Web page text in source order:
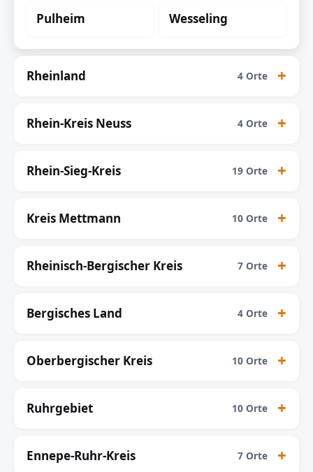
Pulheim Wesseling
Rheinland 4 Orte
Rhein-Kreis Neuss 4 Orte
Rhein-Sieg-Kreis 19 Orte
Kreis Mettmann 10 Orte
Rheinisch-Bergischer Kreis 7 Orte
Bergisches Land 4 Orte
Oberbergischer Kreis 10 Orte
Ruhrgebiet 10 Orte
Ennepe-Ruhr-Kreis 7 Orte